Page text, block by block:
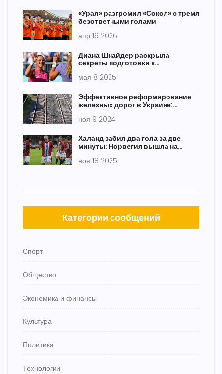
«Урал» разгромил «Сокол» с тремя
безответными голами
апр 19 2026
Диана Шнайдер раскрыла
секреты подготовки к
Свёнтек
мая 8 2025
Эффективное реформирование
железных дорог в Украине:
ноя 9 2024
Халанд забил два гола за две
минуты: Норвегия вышла на
ноя 18 2025
Категории сообщений
Спорт
Общество
Экономика и финансы
Культура
Политика
Технологии